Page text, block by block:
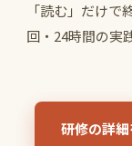
「読む」だけ
回・24時間の実
研修の詳